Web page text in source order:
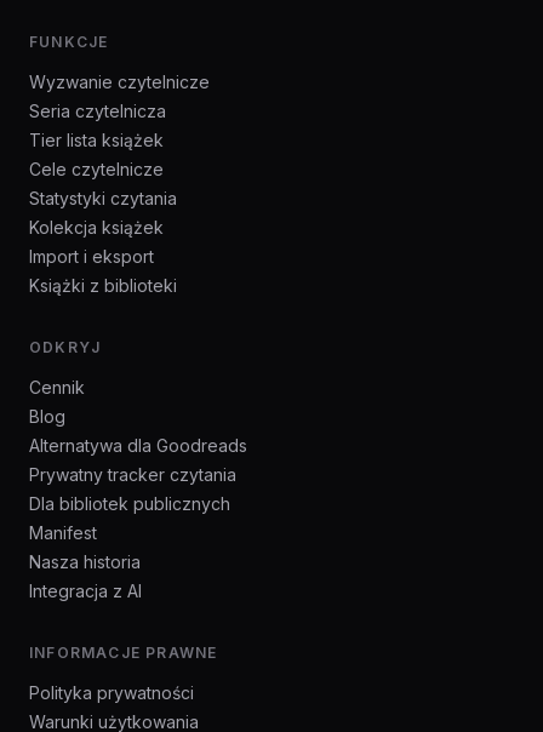
FUNKCJE
Wyzwanie czytelnicze
Seria czytelnicza
Tier lista książek
Cele czytelnicze
Statystyki czytania
Kolekcja książek
Import i eksport
Książki z biblioteki
ODKRYJ
Cennik
Blog
Alternatywa dla Goodreads
Prywatny tracker czytania
Dla bibliotek publicznych
Manifest
Nasza historia
Integracja z AI
INFORMACJE PRAWNE
Polityka prywatności
Warunki użytkowania